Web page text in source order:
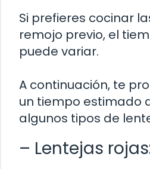
Si prefieres cocinar
remojo previo, el
puede variar.
A continuación, te
un tiempo estimado
algunos tipos de
– Lentejas